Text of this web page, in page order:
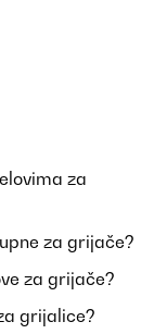
za
za grijače?
za grijače?
grijalice?